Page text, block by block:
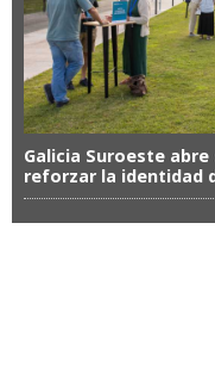
Galicia Suroeste
reforzar la identidad